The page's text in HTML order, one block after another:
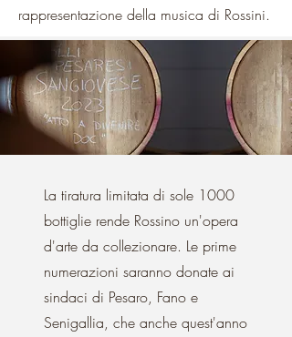
rappresentazione della musica di Rossini.
La tiratura limitata di sole 1000
bottiglie rende Rossino un'opera
d'arte da collezionare. Le prime
numerazioni saranno donate ai
sindaci di Pesaro, Fano e
Senigallia, che anche quest'anno